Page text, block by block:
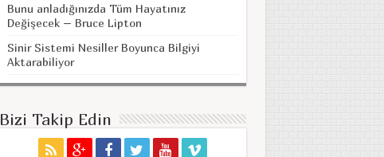
Bunu anladığınızda Tüm Hayatınız
Değişecek – Bruce Lipton
Sinir Sistemi Nesiller Boyunca Bilgiyi
Aktarabiliyor
Bizi Takip Edin